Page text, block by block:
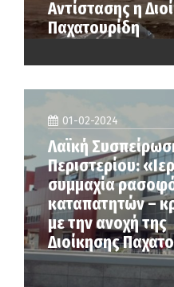
Αντίστασης η
Παχατουρίδη
01-02-2024
Λαϊκή
Περιστερίου:
συμμαχία
καταπατητών –
με την ανοχή της
Διοίκησης